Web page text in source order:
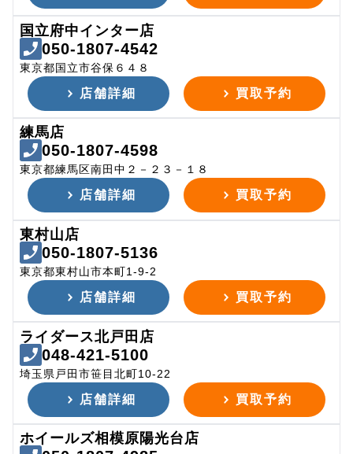
国立府中インター店
050-1807-4542
東京都国立市谷保６４８
店舗詳細 買取予約
練馬店
050-1807-4598
東京都練馬区南田中２－２３－１８
店舗詳細 買取予約
東村山店
050-1807-5136
東京都東村山市本町1-9-2
店舗詳細 買取予約
ライダース北戸田店
048-421-5100
埼玉県戸田市笹目北町10-22
店舗詳細 買取予約
ホイールズ相模原陽光台店